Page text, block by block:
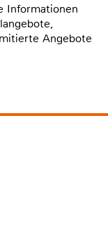
Informationen
Angebote